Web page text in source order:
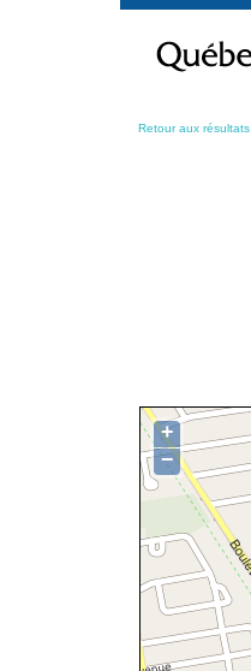
contenu
Retour aux résultats
+
−